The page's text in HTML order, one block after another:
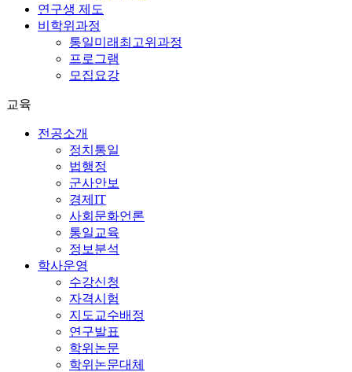
연구생 제도
비학위과정
통일미래최고위과정
프로그램
모집요강
교육
전공소개
정치통일
법행정
군사안보
경제IT
사회문화언론
통일교육
정보분석
학사운영
수강신청
자격시험
지도교수배정
연구발표
학위논문
학위논문대체